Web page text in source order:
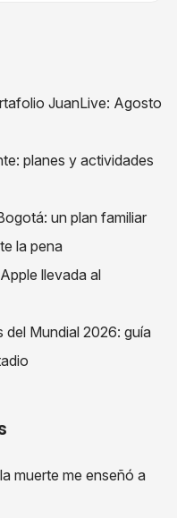
JuanLive: Agosto
planes y actividades
un plan familiar
la pena
llevada al
del Mundial 2026: guía
muerte me enseñó a